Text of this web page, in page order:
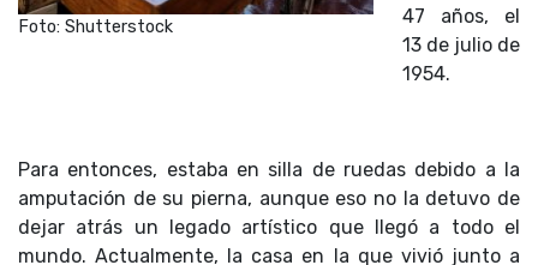
Foto: Shutterstock
47 años, el
13 de julio de
1954.
Para entonces, estaba en silla de ruedas debido a la
amputación de su pierna, aunque eso no la detuvo de
dejar atrás un legado artístico que llegó a todo el
mundo. Actualmente, la casa en la que vivió junto a